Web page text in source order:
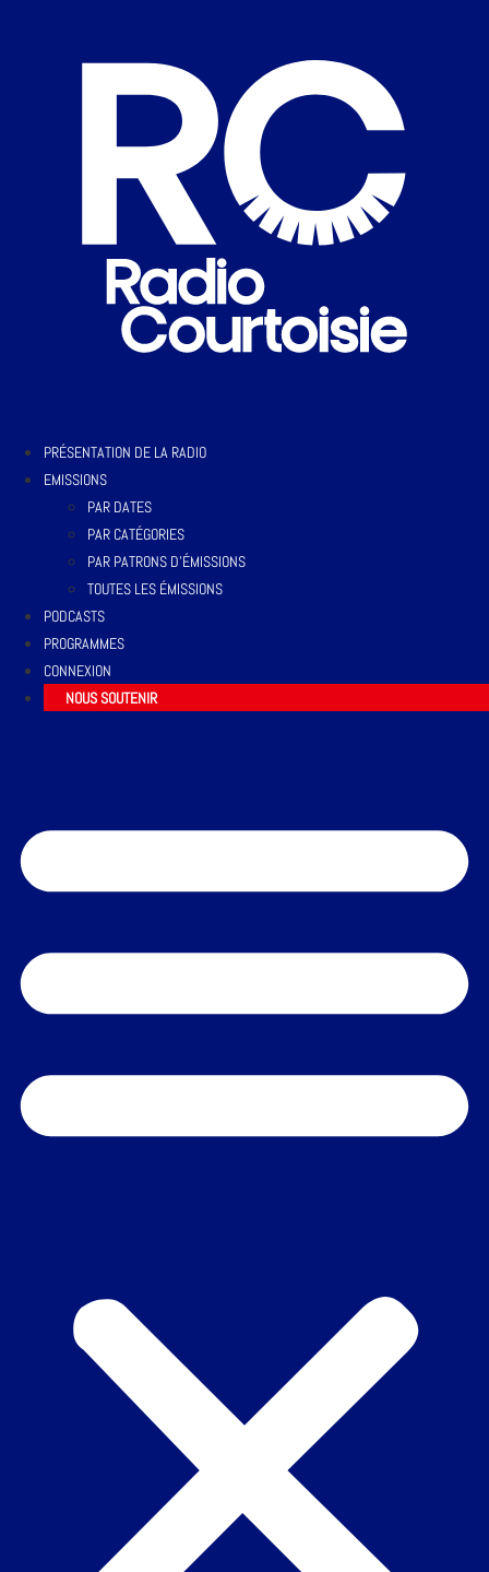
PRÉSENTATION DE LA RADIO
EMISSIONS
PAR DATES
PAR CATÉGORIES
PAR PATRONS D’ÉMISSIONS
TOUTES LES ÉMISSIONS
PODCASTS
PROGRAMMES
CONNEXION
NOUS SOUTENIR